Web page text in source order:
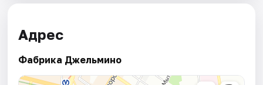
Адрес
Фабрика Джельмино